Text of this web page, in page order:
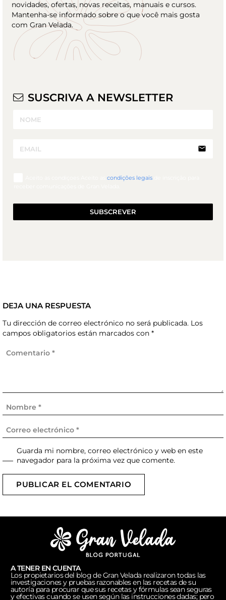
novidades, ofertas, novas receitas, manuais e cursos.
Mantenha-se informado sobre o que você mais gosta
com Gran Velada.
SUSCRIVA A NEWSLETTER
email
condições legais
SUBSCREVER
DEJA UNA RESPUESTA
Tu dirección de correo electrónico no será publicada. Los
campos obligatorios están marcados con *
Guarda mi nombre, correo electrónico y web en este
navegador para la próxima vez que comente.
PUBLICAR EL COMENTARIO
A TENER EN CUENTA
Los propietarios del blog de Gran Velada realizaron todas las
investigaciones y pruebas razonables en las recetas de su
autoría para procurar que sus recetas y fórmulas sean seguras
y efectivas cuando se usen según las instrucciones dadas; pero